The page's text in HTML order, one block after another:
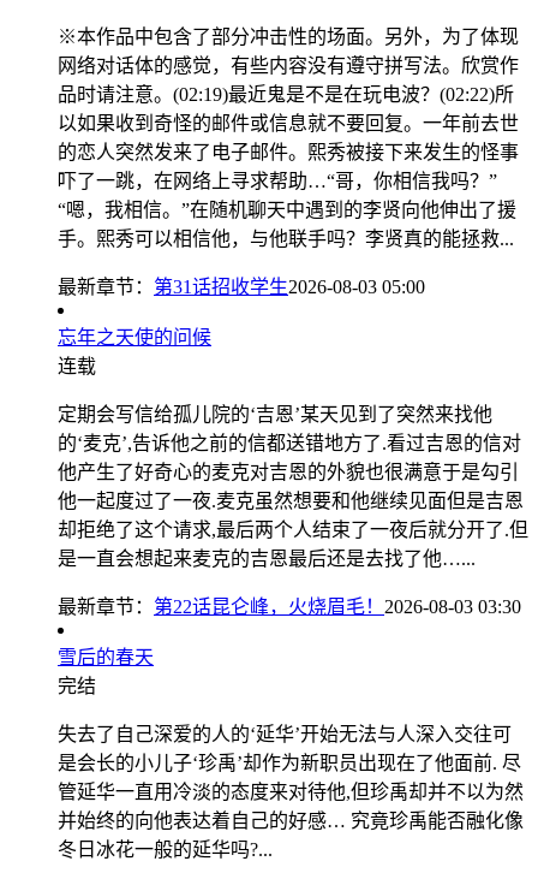
※本作品中包含了部分冲击性的场面。另外，为了体现
网络对话体的感觉，有些内容没有遵守拼写法。欣赏作
品时请注意。(02:19)最近鬼是不是在玩电波？(02:22)所
以如果收到奇怪的邮件或信息就不要回复。一年前去世
的恋人突然发来了电子邮件。熙秀被接下来发生的怪事
吓了一跳，在网络上寻求帮助…“哥，你相信我吗？”
“嗯，我相信。”在随机聊天中遇到的李贤向他伸出了援
手。熙秀可以相信他，与他联手吗？李贤真的能拯救...
最新章节： 第31话招收学生2026-08-03 05:00
忘年之天使的问候
连载
定期会写信给孤儿院的‘吉恩’某天见到了突然来找他
的‘麦克’,告诉他之前的信都送错地方了.看过吉恩的信对
他产生了好奇心的麦克对吉恩的外貌也很满意于是勾引
他一起度过了一夜.麦克虽然想要和他继续见面但是吉恩
却拒绝了这个请求,最后两个人结束了一夜后就分开了.但
是一直会想起来麦克的吉恩最后还是去找了他…...
最新章节： 第22话昆仑峰，火烧眉毛！ 2026-08-03 03:30
雪后的春天
完结
失去了自己深爱的人的‘延华’开始无法与人深入交往可
是会长的小儿子‘珍禹’却作为新职员出现在了他面前. 尽
管延华一直用冷淡的态度来对待他,但珍禹却并不以为然
并始终的向他表达着自己的好感… 究竟珍禹能否融化像
冬日冰花一般的延华吗?...